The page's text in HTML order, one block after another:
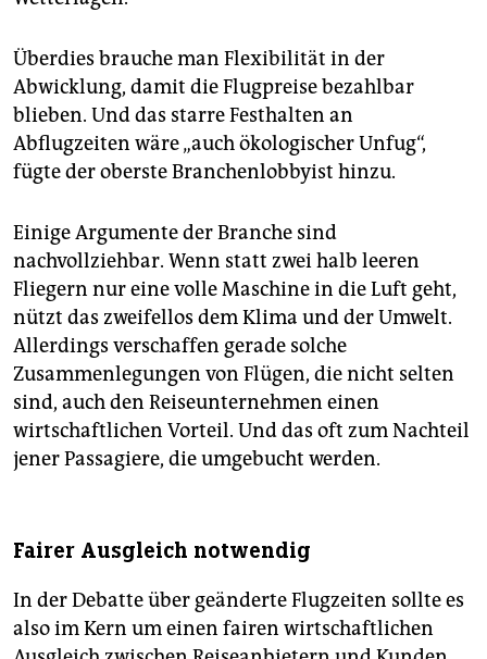
Überdies brauche man Flexibilität in der
Abwicklung, damit die Flugpreise bezahlbar
blieben. Und das starre Festhalten an
Abflugzeiten wäre „auch ökologischer Unfug“,
fügte der oberste Branchenlobbyist hinzu.
Einige Argumente der Branche sind
nachvollziehbar. Wenn statt zwei halb leeren
Fliegern nur eine volle Maschine in die Luft geht,
nützt das zweifellos dem Klima und der Umwelt.
Allerdings verschaffen gerade solche
Zusammenlegungen von Flügen, die nicht selten
sind, auch den Reiseunternehmen einen
wirtschaftlichen Vorteil. Und das oft zum Nachteil
jener Passagiere, die umgebucht werden.
Fairer Ausgleich notwendig
In der Debatte über geänderte Flugzeiten sollte es
also im Kern um einen fairen wirtschaftlichen